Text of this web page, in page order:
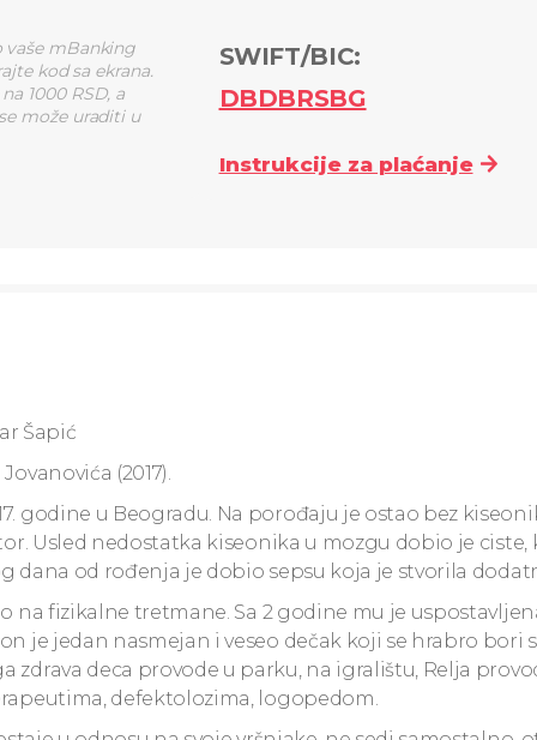
mBanking
kod sa ekrana.
1000 RSD, a
može uraditi u
SWIFT/BIC:
DBDBRSBG
Instrukcije za plaćanje
Šapić
(2017).
godine u Beogradu. Na porođaju je ostao bez
Usled nedostatka kiseonika u mozgu dobio je ciste,
dana od rođenja je dobio sepsu koja je stvorila
na fizikalne tretmane. Sa 2 godine mu je
je jedan nasmejan i veseo dečak koji se hrabro bori
zdrava deca provode u parku, na igralištu, Relja
defektolozima, logopedom.